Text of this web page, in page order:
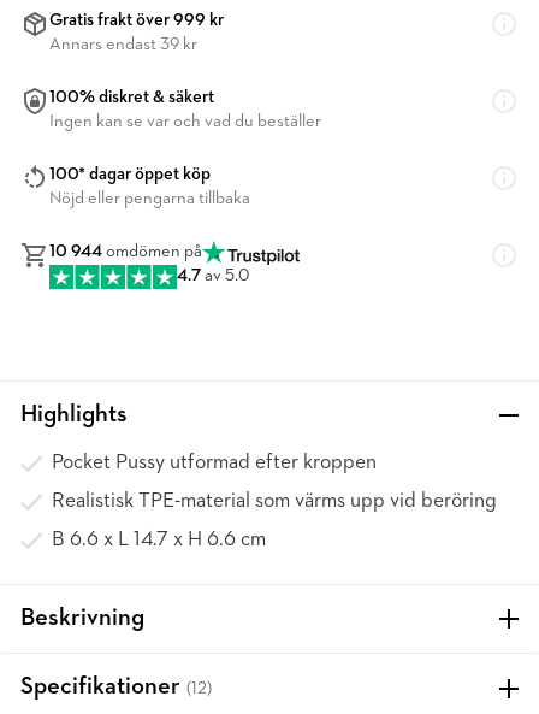
Gratis frakt över 999 kr
Annars endast 39 kr
100% diskret & säkert
Ingen kan se var och vad du beställer
100* dagar öppet köp
Nöjd eller pengarna tillbaka
10 944 omdömen på
4.7 av 5.0
Highlights
Pocket Pussy utformad efter kroppen
Realistisk TPE-material som värms upp vid beröring
B 6.6 x L 14.7 x H 6.6 cm
Beskrivning
Specifikationer (12)